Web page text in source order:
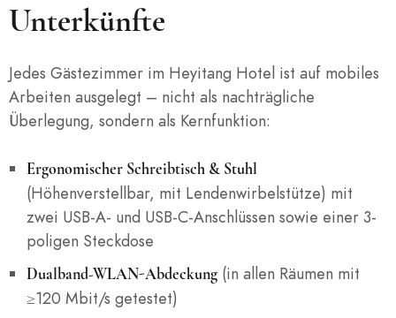
Unterkünfte
Jedes Gästezimmer im Heyitang Hotel ist auf mobiles
Arbeiten ausgelegt – nicht als nachträgliche
Überlegung, sondern als Kernfunktion:
Ergonomischer Schreibtisch & Stuhl
(Höhenverstellbar, mit Lendenwirbelstütze) mit
zwei USB-A- und USB-C-Anschlüssen sowie einer 3-
poligen Steckdose
Dualband-WLAN-Abdeckung(in allen Räumen mit
≥120 Mbit/s getestet)